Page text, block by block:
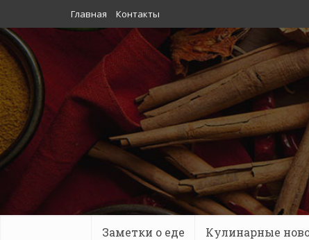
Главная Контакты
Заметки о еде Кулинарные